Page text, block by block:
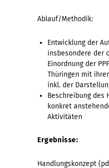
Ablauf/Methodik:
Entwicklung der
insbesondere der
Einordnung der
Thüringen mit
inkl. der
Beschreibung des
konkret
Aktivitäten
Ergebnisse:
Handlungskonzept (